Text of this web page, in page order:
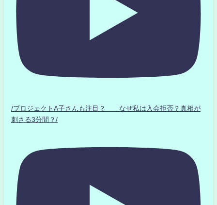
/プロジェクトA子さんも注目？ なぜ私は入会拒否？真相が
刺さる3分間？/